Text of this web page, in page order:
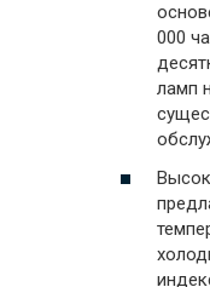
000
ламп